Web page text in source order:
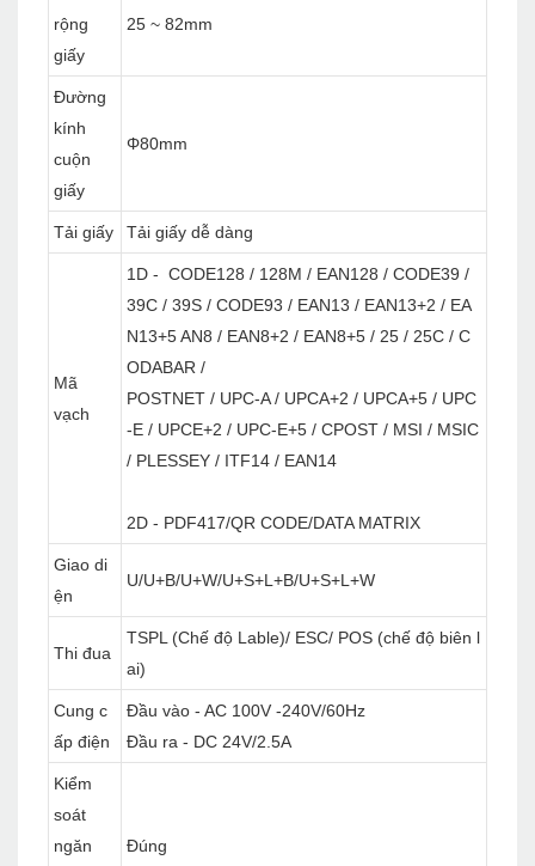
rộng
giấy
25 ~ 82mm
Đường
kính
cuộn
giấy
Φ80mm
Tải giấy Tải giấy dễ dàng
Mã
vạch
1D - CODE128 / 128M / EAN128 / CODE39 /
39C / 39S / CODE93 / EAN13 / EAN13+2 / EA
N13+5 AN8 / EAN8+2 / EAN8+5 / 25 / 25C / C
ODABAR /
POSTNET / UPC-A / UPCA+2 / UPCA+5 / UPC
-E / UPCE+2 / UPC-E+5 / CPOST / MSI / MSIC
/ PLESSEY / ITF14 / EAN14
2D - PDF417/QR CODE/DATA MATRIX
Giao di
ện
U/U+B/U+W/U+S+L+B/U+S+L+W
Thi đua
TSPL (Chế độ Lable)/ ESC/ POS (chế độ biên l
ai)
Cung c
ấp điện
Đầu vào - AC 100V -240V/60Hz
Đầu ra - DC 24V/2.5A
Kiểm
soát
ngăn
Đúng